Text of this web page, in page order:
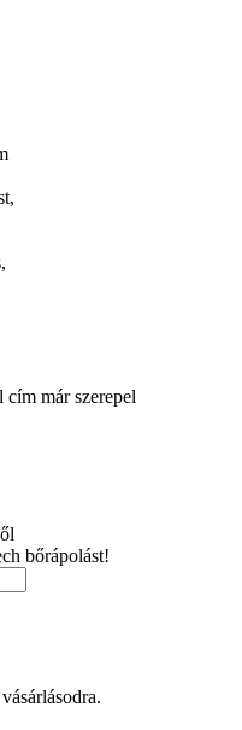
már szerepel
bőrápolást!